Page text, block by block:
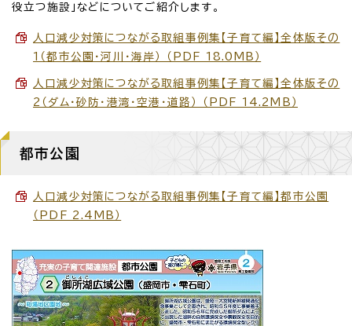
役立つ施設」などについてご紹介します。
人口減少対策につながる取組事例集【子育て編】全体版その
1（都市公園・河川・海岸） （PDF 18.0MB）
人口減少対策につながる取組事例集【子育て編】全体版その
2（ダム・砂防・港湾・空港・道路） （PDF 14.2MB）
都市公園
人口減少対策につながる取組事例集【子育て編】都市公園
（PDF 2.4MB）